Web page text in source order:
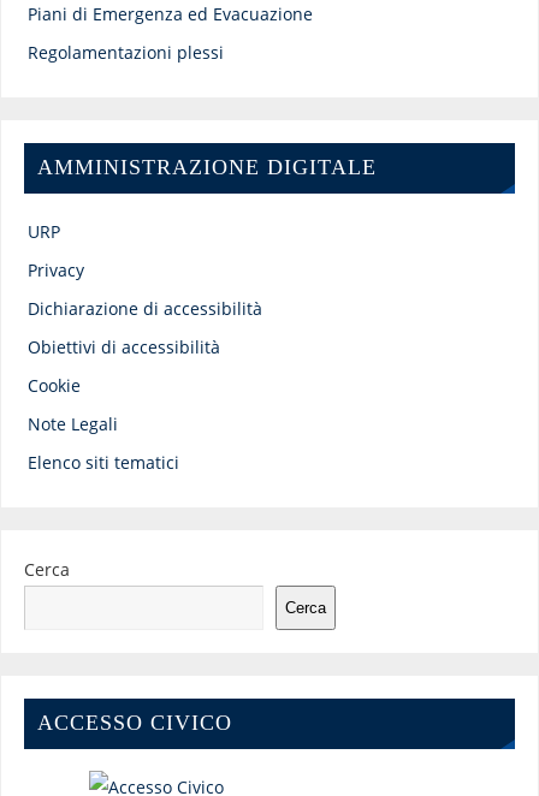
Piani di Emergenza ed Evacuazione
Regolamentazioni plessi
AMMINISTRAZIONE DIGITALE
URP
Privacy
Dichiarazione di accessibilità
Obiettivi di accessibilità
Cookie
Note Legali
Elenco siti tematici
Cerca
Cerca
ACCESSO CIVICO